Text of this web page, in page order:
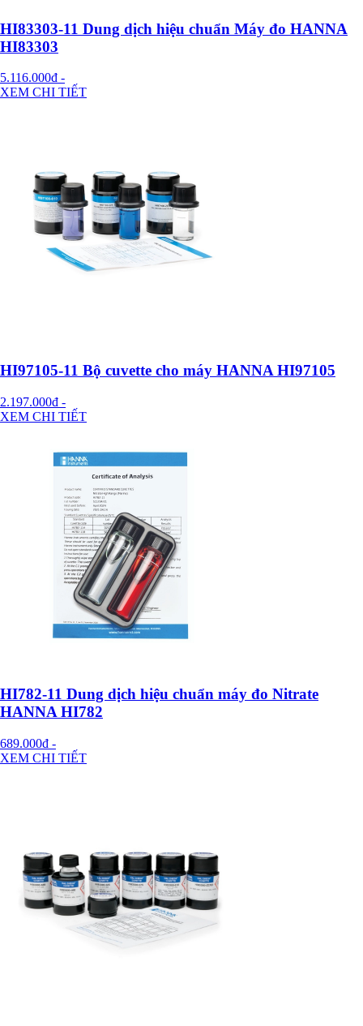
HI83303-11 Dung dịch hiệu chuẩn Máy đo HANNA
HI83303
5.116.000đ -
XEM CHI TIẾT
HI97105-11 Bộ cuvette cho máy HANNA HI97105
2.197.000đ -
XEM CHI TIẾT
HI782-11 Dung dịch hiệu chuẩn máy đo Nitrate
HANNA HI782
689.000đ -
XEM CHI TIẾT